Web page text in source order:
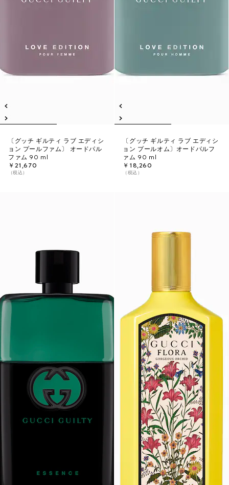
〔グッチ ギルティ ラブ エディシ
ョン プールファム〕 オードパル
ファム 90 ml
￥21,670
（税込）
〔グッチ ギルティ ラブ エディシ
ョン プールオム〕オードパルフ
ァム 90 ml
￥18,260
（税込）